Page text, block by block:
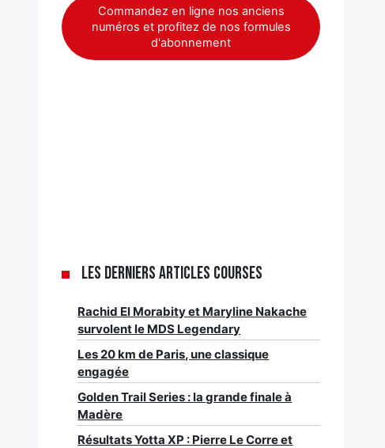
Commandez en ligne nos anciens
numéros et profitez de nos formules
d'abonnement
Les derniers articles Courses
Rachid El Morabity et Maryline Nakache
survolent le MDS Legendary
Les 20 km de Paris, une classique
engagée
Golden Trail Series : la grande finale à
Madère
Résultats Yotta XP : Pierre Le Corre et